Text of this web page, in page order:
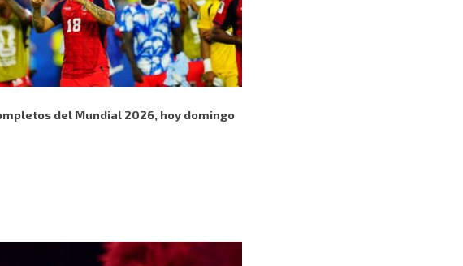
del Mundial 2026, hoy domingo